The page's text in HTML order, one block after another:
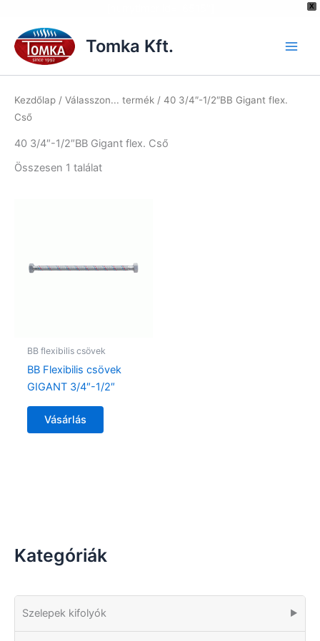
X
content
Tomka Kft.
Kategóriák
Szelepek kifolyók ▶
Kezdőlap / Válasszon... termék / 40 3/4″-1/2″BB Gigant flex.
Cső
40 3/4″-1/2″BB Gigant flex. Cső
Összesen 1 találat
BB flexibilis csövek
BB Flexibilis csövek
GIGANT 3/4″-1/2″
Vásárlás